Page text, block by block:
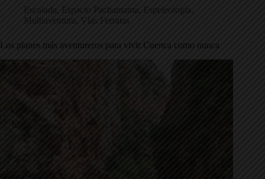
Escalada, Espacio Pachamama Espeleología
Multiaventura, Vías Ferratas
Los planes más aventureros para vivir Cuenca como nunca